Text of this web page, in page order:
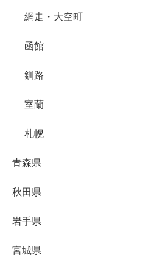
網走・大空町
函館
釧路
室蘭
札幌
青森県
秋田県
岩手県
宮城県